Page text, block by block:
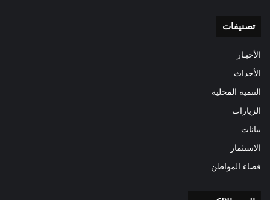
تصنيفات
الأخبـار
الأحداث
التنمية المحلية
الزيارات
بيانات
الاستثمار
فضاء المواطن